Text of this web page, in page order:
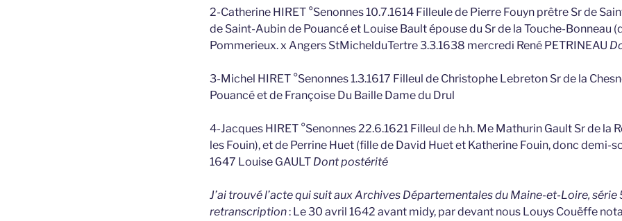
2-Catherine HIRET °Senonnes 10.7.1614 Filleule de Pierre Fouyn prêtre Sr de
de Saint-Aubin de Pouancé et Louise Bault épouse du Sr de la Touche-Bonneau
Pommerieux. x Angers StMichelduTertre 3.3.1638 mercredi René PETRINEAU
3-Michel HIRET °Senonnes 1.3.1617 Filleul de Christophe Lebreton Sr de la
Pouancé et de Françoise Du Baille Dame du Drul
4-Jacques HIRET °Senonnes 22.6.1621 Filleul de h.h. Me Mathurin Gault Sr de la
les Fouin), et de Perrine Huet (fille de David Huet et Katherine Fouin, donc demi-
1647 Louise GAULT Dont postérité
J’ai trouvé l’acte qui suit aux Archives Départementales du Maine-et-Loire, série
retranscription: Le 30 avril 1642 avant midy, par devant nous Louys Couëffe